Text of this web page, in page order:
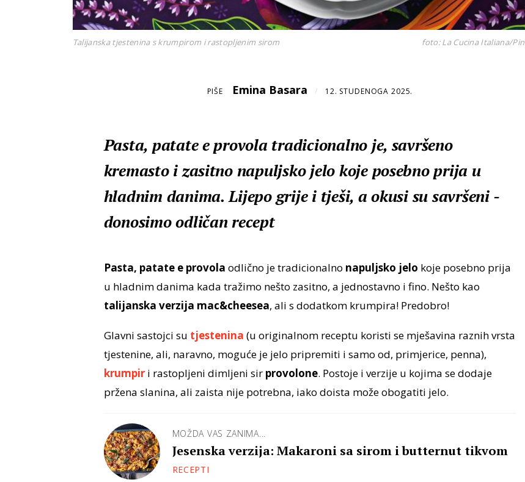
Talijanska tjestenina s krumpirom i rastopljenim sirom foto: La Cucina Italiana/
PIŠE Emina Basara / 12. STUDENOGA 2025.
Pasta, patate e provola tradicionalno je, savršeno
kremasto i zasitno napuljsko jelo koje posebno prija u
hladnim danima. Lijepo grije i tješi, a okusi su savršeni -
donosimo odličan recept
Pasta, patate e provola odlično je tradicionalno napuljsko jelo koje posebno prija
u hladnim danima kada tražimo nešto zasitno, a jednostavno i fino. Nešto kao
talijanska verzija mac&cheesea, ali s dodatkom krumpira! Predobro!
Glavni sastojci su tjestenina (u originalnom receptu koristi se mješavina raznih vrsta
tjestenine, ali, naravno, moguće je jelo pripremiti i samo od, primjerice, penna),
krumpiri rastopljeni dimljeni sir provolone. Postoje i verzije u kojima se dodaje
pržena slanina, ali zaista nije potrebna, iako doista može obogatiti jelo.
MOŽDA VAS ZANIMA...
Jesenska verzija: Makaroni sa sirom i butternut tikvom
RECEPTI